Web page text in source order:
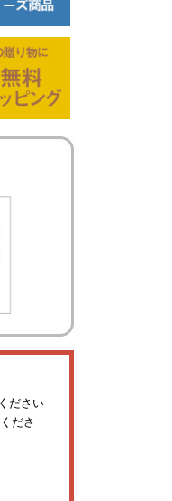
ださい
ださ